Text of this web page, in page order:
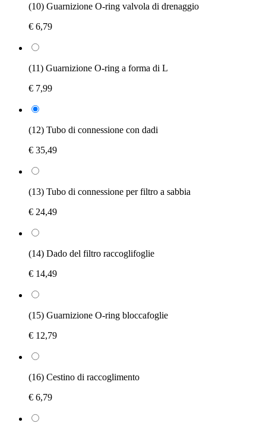
(10) Guarnizione O-ring valvola di drenaggio
€ 6,79
(11) Guarnizione O-ring a forma di L
€ 7,99
(12) Tubo di connessione con dadi
€ 35,49
(13) Tubo di connessione per filtro a sabbia
€ 24,49
(14) Dado del filtro raccoglifoglie
€ 14,49
(15) Guarnizione O-ring bloccafoglie
€ 12,79
(16) Cestino di raccoglimento
€ 6,79